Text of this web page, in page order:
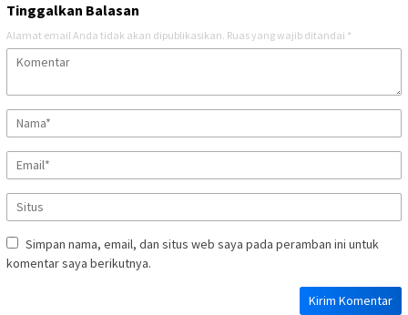
Tinggalkan Balasan
Alamat email Anda tidak akan dipublikasikan. Ruas yang wajib ditandai *
Simpan nama, email, dan situs web saya pada peramban ini untuk
komentar saya berikutnya.